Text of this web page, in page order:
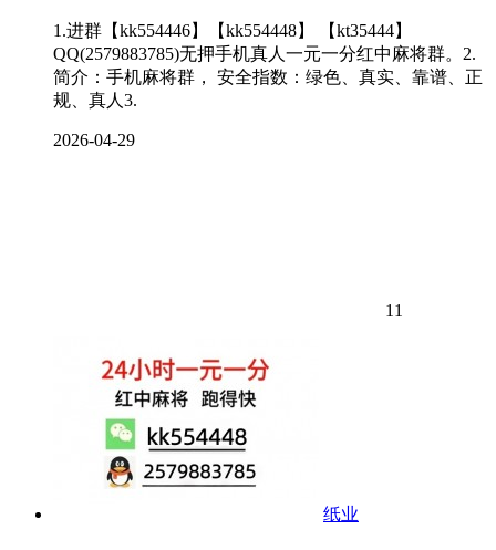
1.进群【kk554446】【kk554448】 【kt35444】
QQ(2579883785)无押手机真人一元一分红中麻将群。2.
简介：手机麻将群， 安全指数：绿色、真实、靠谱、正
规、真人3.
2026-04-29
11
纸业